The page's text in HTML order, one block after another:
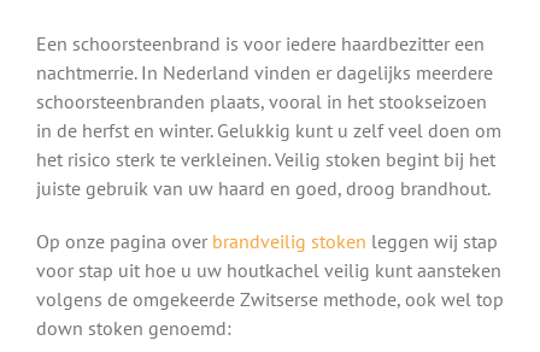
Een schoorsteenbrand is voor iedere haardbezitter een
nachtmerrie. In Nederland vinden er dagelijks meerdere
schoorsteenbranden plaats, vooral in het stookseizoen
in de herfst en winter. Gelukkig kunt u zelf veel doen om
het risico sterk te verkleinen. Veilig stoken begint bij het
juiste gebruik van uw haard en goed, droog brandhout.
Op onze pagina over brandveilig stoken leggen wij stap
voor stap uit hoe u uw houtkachel veilig kunt aansteken
volgens de omgekeerde Zwitserse methode, ook wel top
down stoken genoemd: